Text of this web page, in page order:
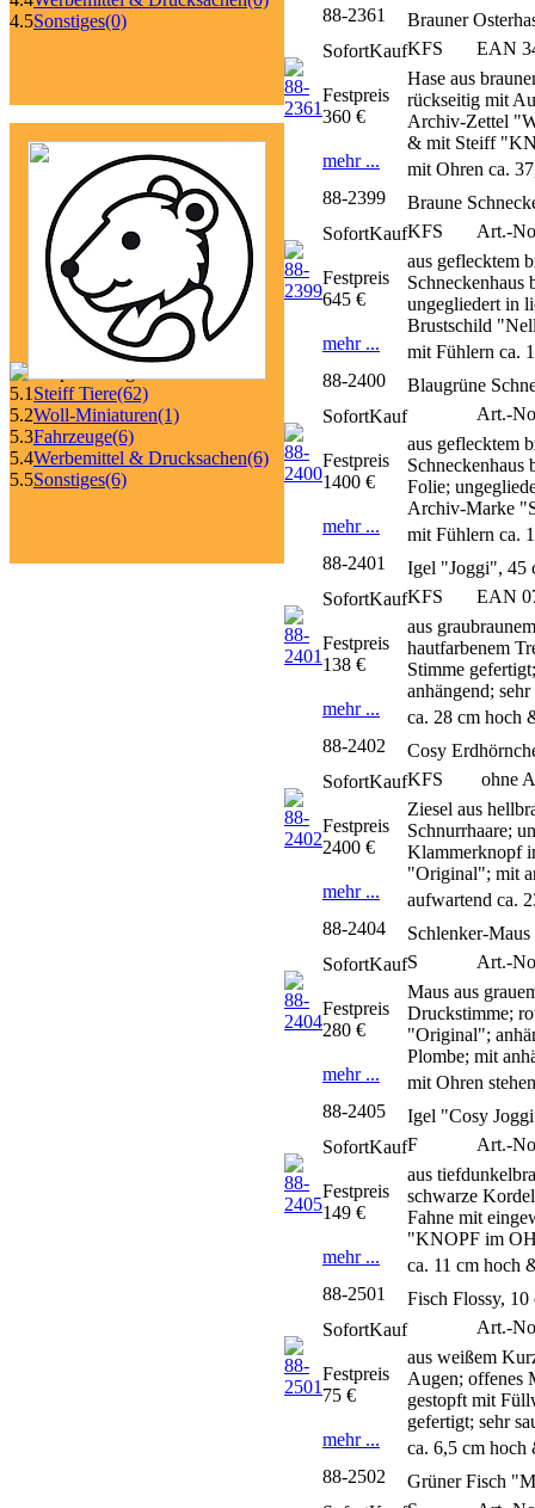
4.5Sonstiges(0)
5.1 Steiff Tiere(62)
5.2Woll-Miniaturen(1)
5.3Fahrzeuge(6)
5.4Werbemittel & Drucksachen(6)
5.5Sonstiges(6)
88-2361
Brauner
KFS
EAN
Hase aus
rückseitig mit
Archiv-Zettel
& mit Steiff
mit Ohren ca.
SofortKauf
Festpreis
360 €
mehr ...
88-2399
Braune
KFS
Art.-
aus geflecktem
ungegliedert in
Brustschild
mit Fühlern ca.
SofortKauf
Festpreis
645 €
mehr ...
88-2400
Blaugrüne
Art.-
aus geflecktem
Folie;
Archiv-Marke
mit Fühlern ca.
SofortKauf
Festpreis
1400 €
mehr ...
88-2401
Igel "Joggi", 45
KFS
EAN
aus
hautfarbenem
Stimme
anhängend;
ca. 28 cm hoch
SofortKauf
Festpreis
138 €
mehr ...
88-2402
Cosy
KFS
ohne
Ziesel aus
Schnurrhaare;
Klammerknopf
"Original"; mit
aufwartend ca.
SofortKauf
Festpreis
2400 €
mehr ...
88-2404
Schlenker-
S
Art.-
Maus aus
Druckstimme;
"Original";
Plombe; mit
mit Ohren
SofortKauf
Festpreis
280 €
mehr ...
88-2405
Igel "Cosy
F
Art.-
aus
schwarze
Fahne mit
"KNOPF im
ca. 11 cm hoch
SofortKauf
Festpreis
149 €
mehr ...
88-2501
Fisch Flossy, 10
Art.-
aus weißem
Augen; offenes
gestopft mit
gefertigt; sehr
ca. 6,5 cm hoch
SofortKauf
Festpreis
75 €
mehr ...
88-2502
Grüner Fisch